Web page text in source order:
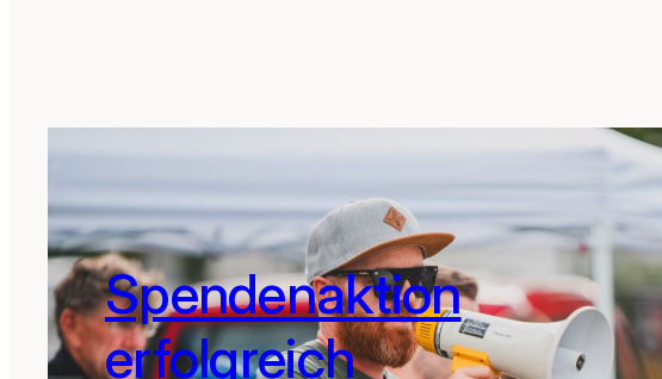
Spendenaktion
erfolgreich